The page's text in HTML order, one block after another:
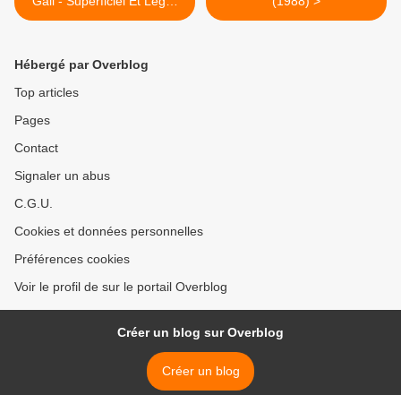
(1992)
Hébergé par Overblog
Top articles
Pages
Contact
Signaler un abus
C.G.U.
Cookies et données personnelles
Préférences cookies
Voir le profil de sur le portail Overblog
Créer un blog sur Overblog
Créer un blog